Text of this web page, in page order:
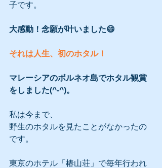
子です。
大感動！念願が叶いました😄
それは人生、初のホタル！
マレーシアのボルネオ島でホタル観賞
をしました(^-^)。
私は今まで、
野生のホタルを見たことがなかったの
です。
東京のホテル「椿山荘」で毎年行われ